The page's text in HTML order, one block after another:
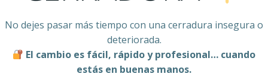
No dejes pasar más tiempo con una cerradura insegura o
deteriorada.
El cambio es fácil, rápido y profesional… cuando
estás en buenas manos.